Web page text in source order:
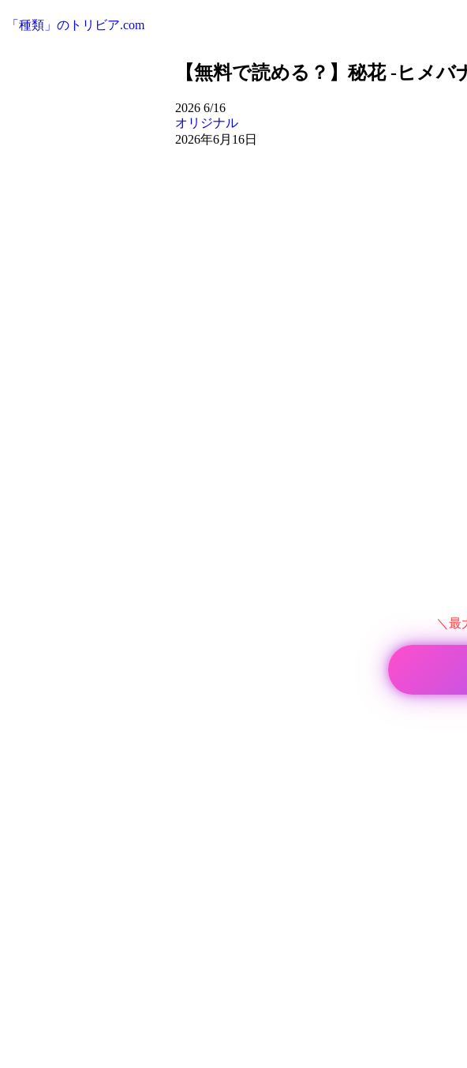
「種類」のトリビア.com
【無料で読める？】秘花 -ヒメバ
2026 6/16
オリジナル
2026年6月16日
＼最